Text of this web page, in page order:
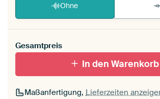
Ohne
Gesamtpreis
In den Warenkorb
Maßanfertigung, Lieferzeiten